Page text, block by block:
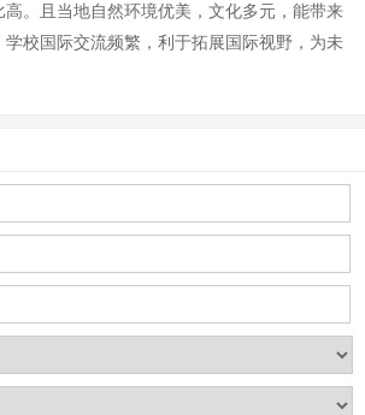
高。且当地自然环境优美，文化多元，能带来
校国际交流频繁，利于拓展国际视野，为未